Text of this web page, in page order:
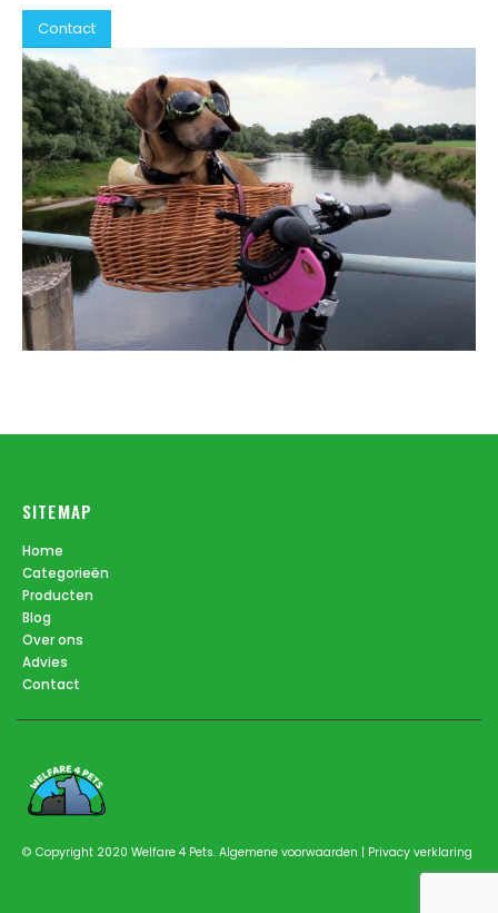
Contact
SITEMAP
Home
Categorieën
Producten
Blog
Over ons
Advies
Contact
© Copyright 2020 Welfare 4 Pets. Algemene voorwaarden | Privacy verklaring